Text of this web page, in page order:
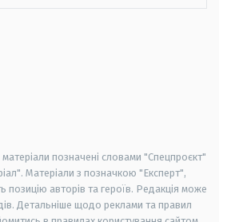
матеріали позначені словами "Спецпроєкт"
Матеріали з позначкою "Експерт",
позицію авторів та героїв. Редакція може
Детальніше щодо реклами та правил